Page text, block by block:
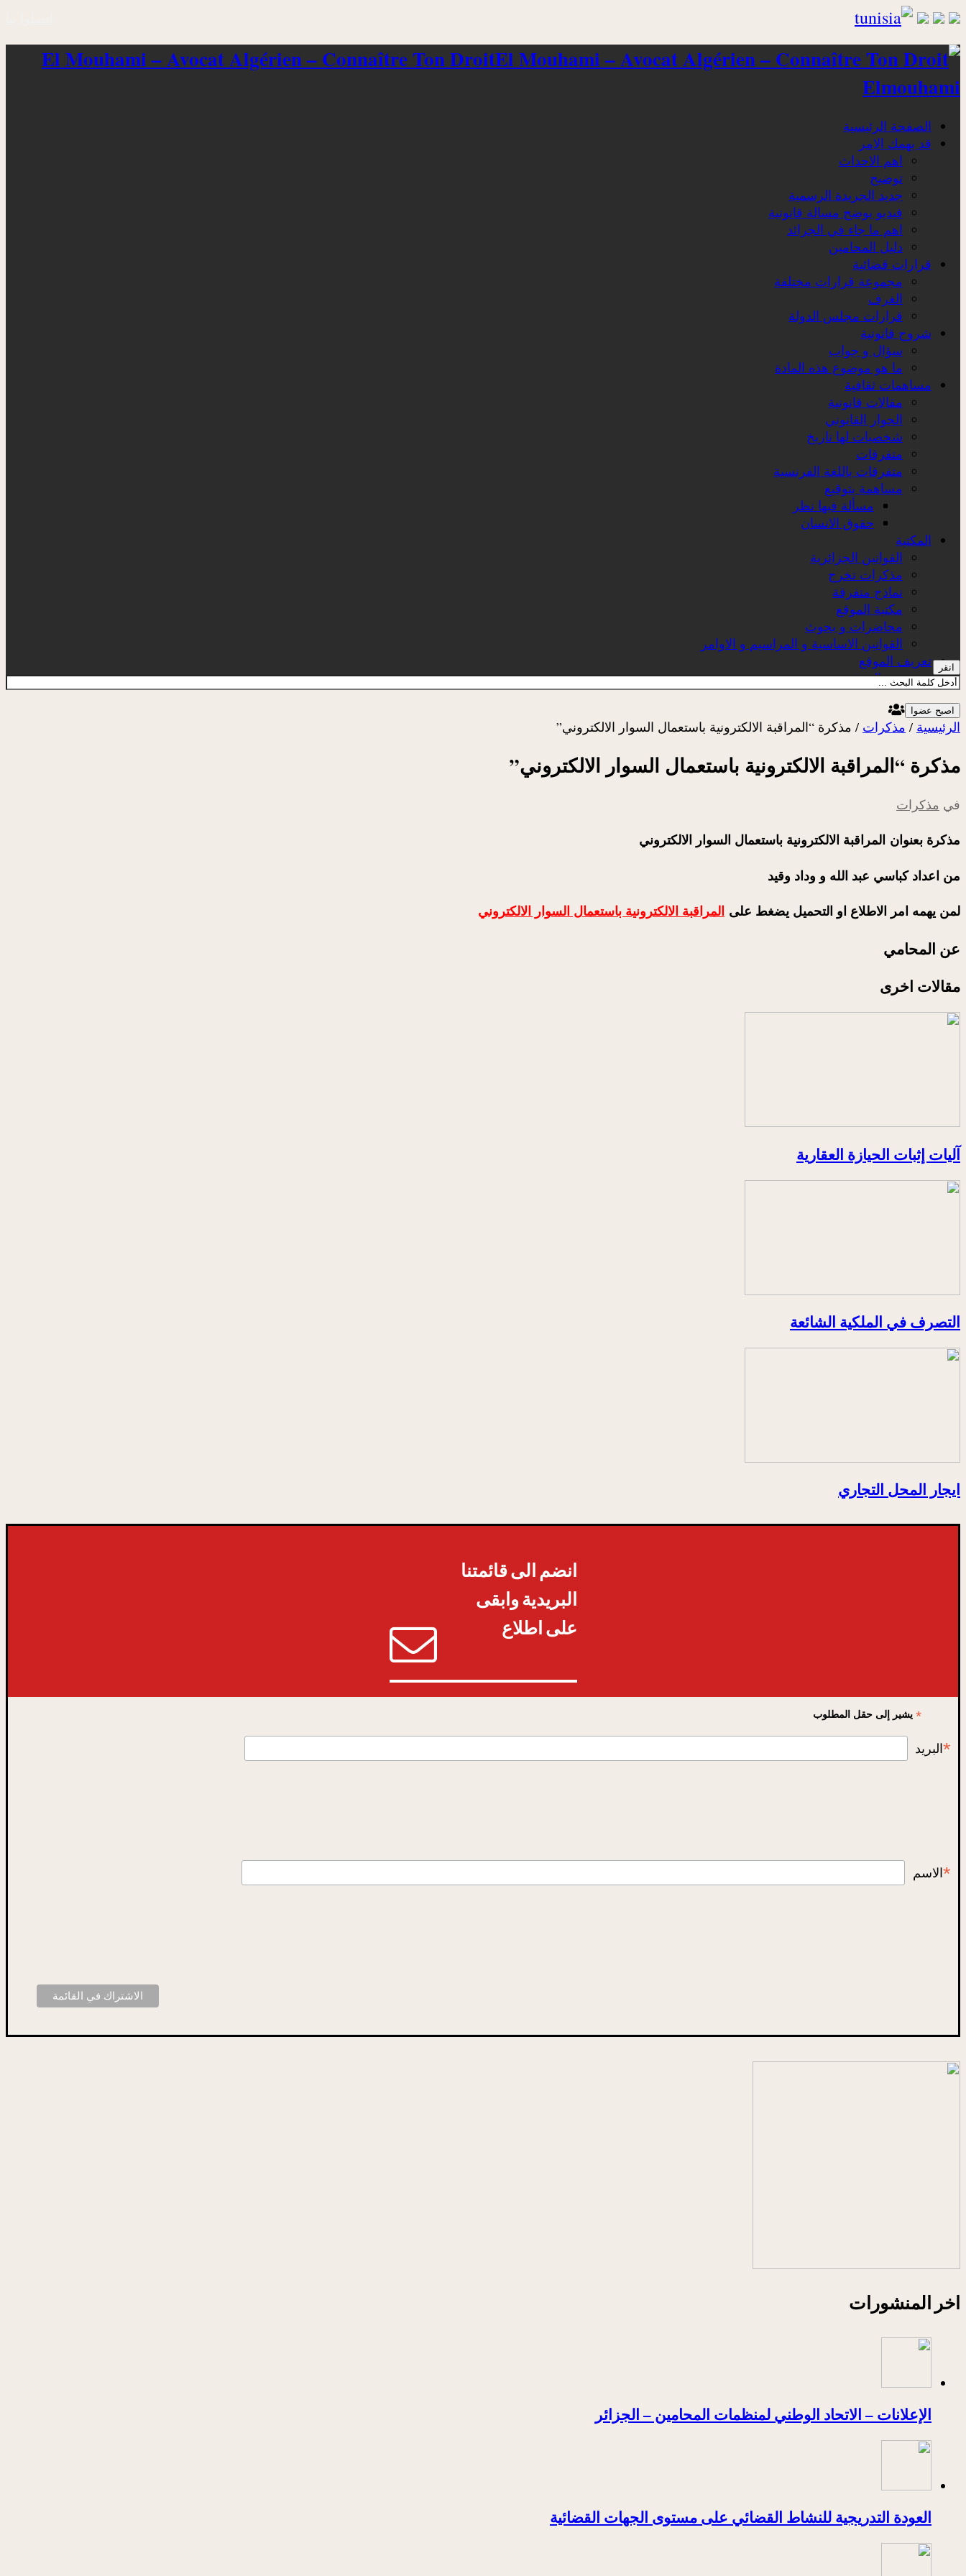
El Mouhami – Avocat Algérien – Connaître Ton Droit
Elmouhami
الصفحة الرئيسية
قد يهمك الامر
اهم الاحداث
توضيح
جديد الجريدة الرسمية
فيديو يوضح مسالة قانونية
اهم ما جاء في الجرائد
دليل المحامين
قرارات قضائية
مجموعة قرارات مختلفة
الغرف
قرارات مجلس الدولة
شروح قانونية
سؤال و جواب
ما هو موضوع هذه المادة
مساهمات ثقافية
مقالات قانونية
الحوار القانوني
شخصيات لها تاريخ
متفرقات
متفرقات باللغة الفرنسية
مساهمة بتوقيع
مسألة فيها نظر
حقوق الانسان
المكتبة
القوانين الجزائرية
مذكرات تخرج
نماذج متفرقة
مكتبة الموقع
محاضرات و بحوث
القوانين الاساسية و المراسيم و الاوامر
تعريف الموقع
عن الموقع
انقر
اصبح عضوا
الرئيسية / مذكرات / مذكرة “المراقبة الالكترونية باستعمال السوار الالكتروني”
مذكرة “المراقبة الالكترونية باستعمال السوار الالكتروني”
في مذكرات
مذكرة بعنوان المراقبة الالكترونية باستعمال السوار الالكتروني
من اعداد كباسي عبد الله و وداد وقيد
لمن يهمه امر الاطلاع او التحميل يضغط على المراقبة الالكترونية باستعمال السوار الالكتروني
عن المحامي
مقالات اخرى
آليات إثبات الحيازة العقارية
التصرف في الملكية الشائعة
ايجار المحل التجاري
انضم الى قائمتنا
البريدية وابقى
على اطلاع
* يشير إلى حقل المطلوب
*البريد
* الاسم
اخر المنشورات
الإعلانات – الاتحاد الوطني لمنظمات المحامين – الجزائر
العودة التدريجية للنشاط القضائي على مستوى الجهات القضائية